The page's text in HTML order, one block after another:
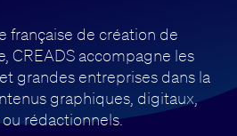
française de création de
CREADS accompagne les
grandes entreprises dans la
graphiques, digitaux,
rédactionnels.